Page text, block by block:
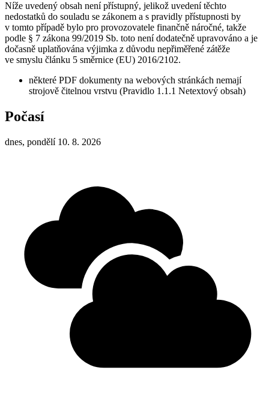
Níže uvedený obsah není přístupný, jelikož uvedení těchto
nedostatků do souladu se zákonem a s pravidly přístupnosti by
v tomto případě bylo pro provozovatele finančně náročné, takže
podle § 7 zákona 99/2019 Sb. toto není dodatečně upravováno a je
dočasně uplatňována výjimka z důvodu nepřiměřené zátěže
ve smyslu článku 5 směrnice (EU) 2016/2102.
některé PDF dokumenty na webových stránkách nemají
strojově čitelnou vrstvu (Pravidlo 1.1.1 Netextový obsah)
Počasí
dnes, pondělí 10. 8. 2026